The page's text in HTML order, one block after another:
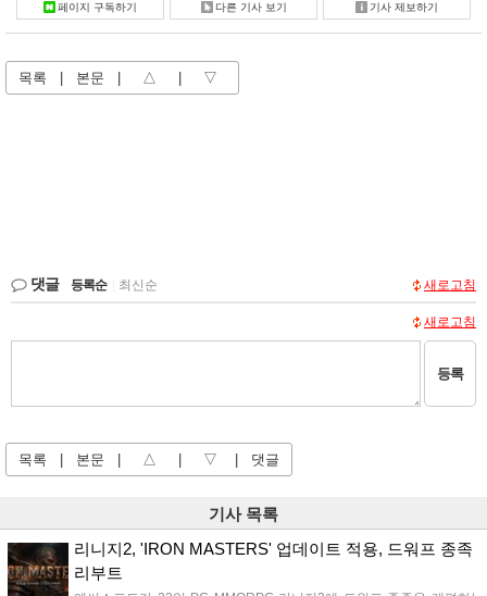
페이지 구독하기 다른 기사 보기 기사 제보하기
목록 본문 △ ▽
댓글 등록순 최신순 새로고침
새로고침
등록
목록 본문 △ ▽ 댓글
기사 목록
리니지2, 'IRON MASTERS' 업데이트 적용, 드워프 종족
리부트